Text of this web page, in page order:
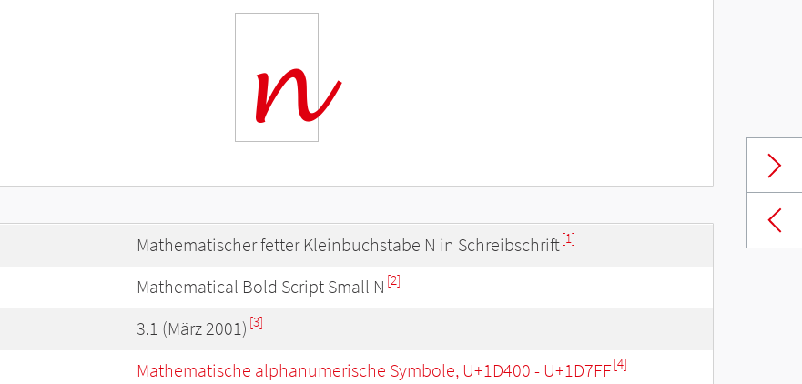
𝓷
Mathematischer fetter Kleinbuchstabe N in Schreibschrift[1]
Mathematical Bold Script Small N [2]
3.1 (März 2001) [3]
Mathematische alphanumerische Symbole, U+1D400 - U+1D7FF[4]